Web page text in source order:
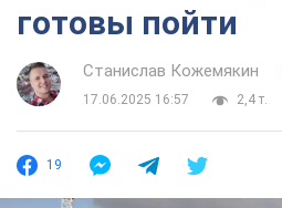
готовы пойти
Станислав Кожемякин
17.06.2025 16:57
2,4 т.
19